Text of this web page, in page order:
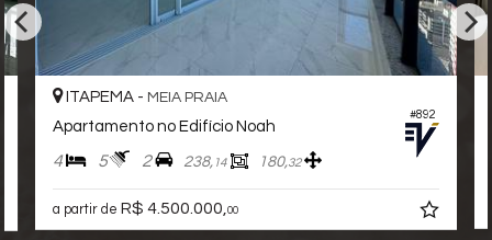
Sala de Jogos
Salão de Festas
Piscina
Espaço Gourmet
Espaço Fitness
Portaria 24h
Captação de Água
Portão Eletrônico
#892
ITAPEMA - MEIA PRAIA
Apartamento no Edifício Noah
4 5 2 238, 14 180,32
a partir de R$ 4.500.000,00